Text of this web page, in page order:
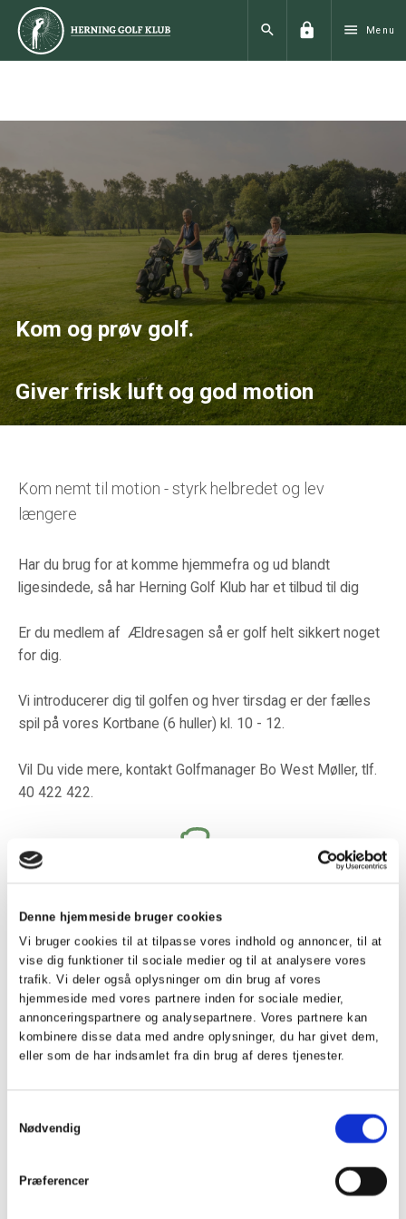
Denne hjemmeside bruger cookies
Vi bruger cookies til at tilpasse vores indhold og annoncer, til at
vise dig funktioner til sociale medier og til at analysere vores
trafik. Vi deler også oplysninger om din brug af vores
hjemmeside med vores partnere inden for sociale medier,
annonceringspartnere og analysepartnere. Vores partnere kan
kombinere disse data med andre oplysninger, du har givet dem,
eller som de har indsamlet fra din brug af deres tjenester.
Nødvendig
Præferencer
search lock menu Menu
Kom og prøv golf.
Giver frisk luft og god motion
Kom nemt til motion - styrk helbredet og lev
længere
Har du brug for at komme hjemmefra og ud blandt
ligesindede, så har Herning Golf Klub har et tilbud til dig
Er du medlem af Ældresagen så er golf helt sikkert noget
for dig.
Vi introducerer dig til golfen og hver tirsdag er der fælles
spil på vores Kortbane (6 huller) kl. 10 - 12.
Vil Du vide mere, kontakt Golfmanager Bo West Møller, tlf.
40 422 422.
Indmeldelsesblanket
Privatlivspolitik